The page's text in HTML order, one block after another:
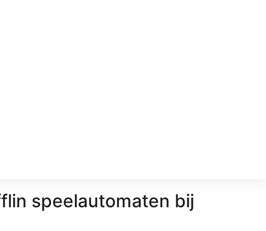
speelautomaten bij